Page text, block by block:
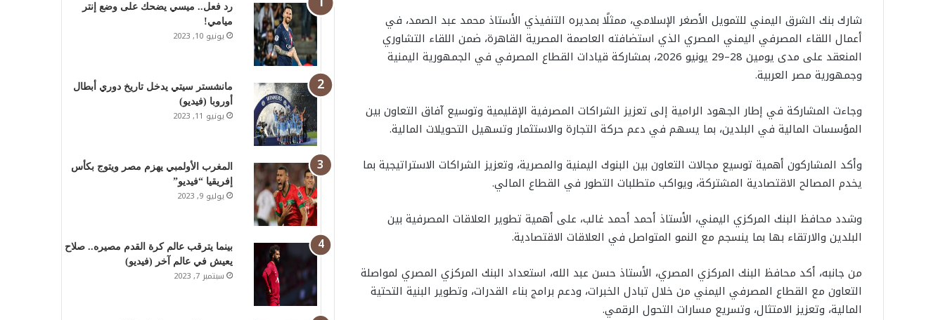
شارك بنك الشرق اليمني للتمويل الأصغر الإسلامي، ممثلًا بمديره التنفيذي الأستاذ محمد عبد الصمد، في
أعمال اللقاء المصرفي اليمني المصري الذي استضافته العاصمة المصرية القاهرة، ضمن اللقاء التشاوري
المنعقد على مدى يومين 28–29 يونيو 2026، بمشاركة قيادات القطاع المصرفي في الجمهورية اليمنية
وجمهورية مصر العربية.
وجاءت المشاركة في إطار الجهود الرامية إلى تعزيز الشراكات المصرفية الإقليمية وتوسيع آفاق التعاون بين
المؤسسات المالية في البلدين، بما يسهم في دعم حركة التجارة والاستثمار وتسهيل التحويلات المالية.
وأكد المشاركون أهمية توسيع مجالات التعاون بين البنوك اليمنية والمصرية، وتعزيز الشراكات الاستراتيجية بما
يخدم المصالح الاقتصادية المشتركة، ويواكب متطلبات التطور في القطاع المالي.
وشدد محافظ البنك المركزي اليمني، الأستاذ أحمد أحمد غالب، على أهمية تطوير العلاقات المصرفية بين
البلدين والارتقاء بها بما ينسجم مع النمو المتواصل في العلاقات الاقتصادية.
من جانبه، أكد محافظ البنك المركزي المصري، الأستاذ حسن عبد الله، استعداد البنك المركزي المصري لمواصلة
التعاون مع القطاع المصرفي اليمني من خلال تبادل الخبرات، ودعم برامج بناء القدرات، وتطوير البنية التحتية
المالية، وتعزيز الامتثال، وتسريع مسارات التحول الرقمي.
رد فعل.. ميسي يضحك على وضع إنتر
ميامي!
يونيو 10, 2023
مانشستر سيتي يدخل تاريخ دوري أبطال
أوروبا (فيديو)
يونيو 11, 2023
المغرب الأولمبي يهزم مصر ويتوج بكأس
إفريقيا “فيديو”
يوليو 9, 2023
بينما يترقب عالم كرة القدم مصيره.. صلاح
يعيش في عالم آخر (فيديو)
سبتمبر 7, 2023